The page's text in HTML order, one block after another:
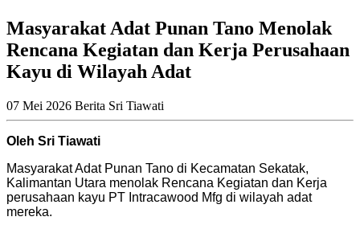
Masyarakat Adat Punan Tano Menolak
Rencana Kegiatan dan Kerja Perusahaan
Kayu di Wilayah Adat
07 Mei 2026 Berita Sri Tiawati
Oleh Sri Tiawati
Masyarakat Adat Punan Tano di Kecamatan Sekatak,
Kalimantan Utara menolak Rencana Kegiatan dan Kerja
perusahaan kayu PT Intracawood Mfg di wilayah adat
mereka.